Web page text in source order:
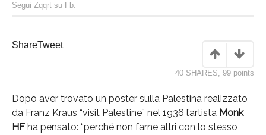
Segui Zqqrt su Fb:
ShareTweet
40 SHARES, 99 points
Dopo aver trovato un poster sulla Palestina realizzato
da Franz Kraus “visit Palestine” nel 1936 l’artista Monk
HF ha pensato: “perché non farne altri con lo stesso